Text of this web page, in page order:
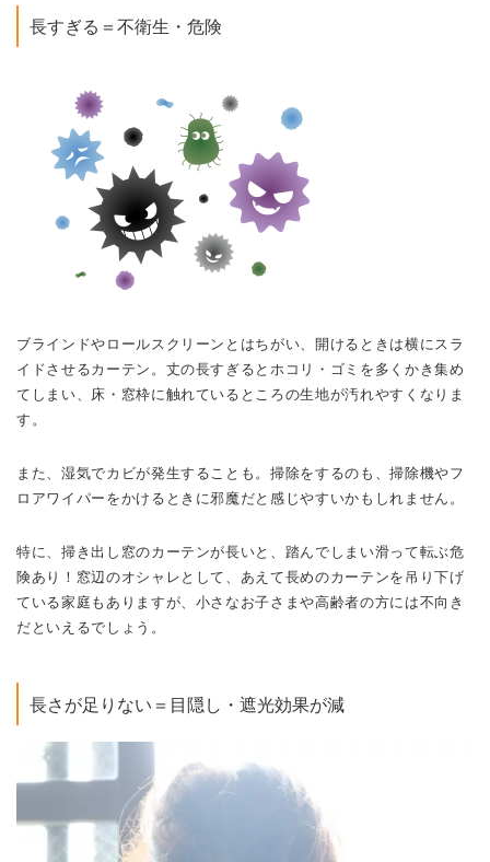
長すぎる＝不衛生・危険
ブラインドやロールスクリーンとはちがい、開けるときは横にスラ
イドさせるカーテン。丈の長すぎるとホコリ・ゴミを多くかき集め
てしまい、床・窓枠に触れているところの生地が汚れやすくなりま
す。
また、湿気でカビが発生することも。掃除をするのも、掃除機やフ
ロアワイパーをかけるときに邪魔だと感じやすいかもしれません。
特に、掃き出し窓のカーテンが長いと、踏んでしまい滑って転ぶ危
険あり！窓辺のオシャレとして、あえて長めのカーテンを吊り下げ
ている家庭もありますが、小さなお子さまや高齢者の方には不向き
だといえるでしょう。
長さが足りない＝目隠し・遮光効果が減